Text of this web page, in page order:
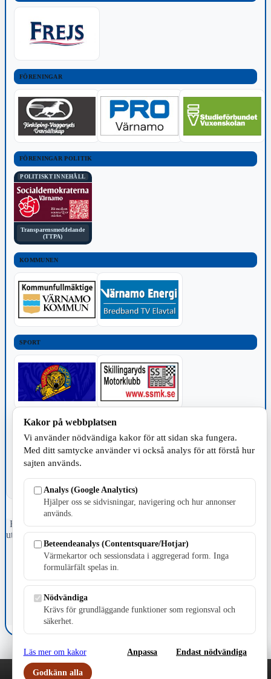
FÖRENINGAR
FÖRENINGAR POLITIK
POLITISKT INNEHÅLL
Transparensmeddelande
(TTPA)
KOMMUNEN
SPORT
TILLVERKNING
Fristående webbtidningsföretag grundat 1991 som sedan 2002 ger
ut tidningen Skillingaryd.nu och 2010 lanserades Värnamo.nu. Från
april 2026 omfattar Skillingaryd.nu tre kommuner: Gnosjö,
Värnamo och Vaggeryds kommun.
E-post: redaktionen@skillingaryd.nu
Postadress: Gisslaköp 1, 568 92 Skillingaryd
Kakor på webbplatsen
Vi använder nödvändiga kakor för att sidan ska fungera.
Med ditt samtycke använder vi också analys för att förstå hur
sajten används.
Analys (Google Analytics)
Hjälper oss se sidvisningar, navigering och hur annonser
används.
Beteendeanalys (Contentsquare/Hotjar)
Värmekartor och sessionsdata i aggregerad form. Inga
formulärfält spelas in.
Nödvändiga
Krävs för grundläggande funktioner som regionsval och
säkerhet.
Läs mer om kakor Anpassa Endast nödvändiga
Godkänn alla